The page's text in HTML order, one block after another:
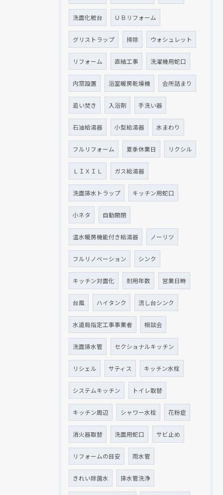
洗面化粧台 ＵＢリフォーム
グリストラップ 掃除 ウォシュレット
リフォーム 直結工事 洗濯機用蛇口
内窓設置 浴室暖房乾燥機 会所詰まり
追い焚き 入浴剤 手洗い器
石油給湯器 小型給湯器 水まわり
フルリフォーム 夏季休業日 リクシル
ＬＩＸＩＬ ガス給湯器
洗面排水トラップ キッチン用蛇口
小ネタ 自動開閉
温水暖房機能付き給湯器 ノーリツ
フルリノベーション シンク
キッチン対面化 耐用年数 営業日時
台風 ハイタンク 流し台シンク
水道局指定工事事業者 相談会
洗面排水管 セクショナルキッチン
リシェル サティス キッチン水栓
システムキッチン トイレ取替
キッチン周辺 シャワー水栓 花粉症
消火器取替 洗面用蛇口 サビ止め
リフォームの目安 雨水管
きれい除菌水 排水管洗浄